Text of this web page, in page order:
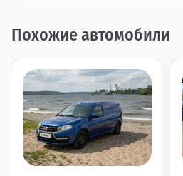
Похожие автомобили